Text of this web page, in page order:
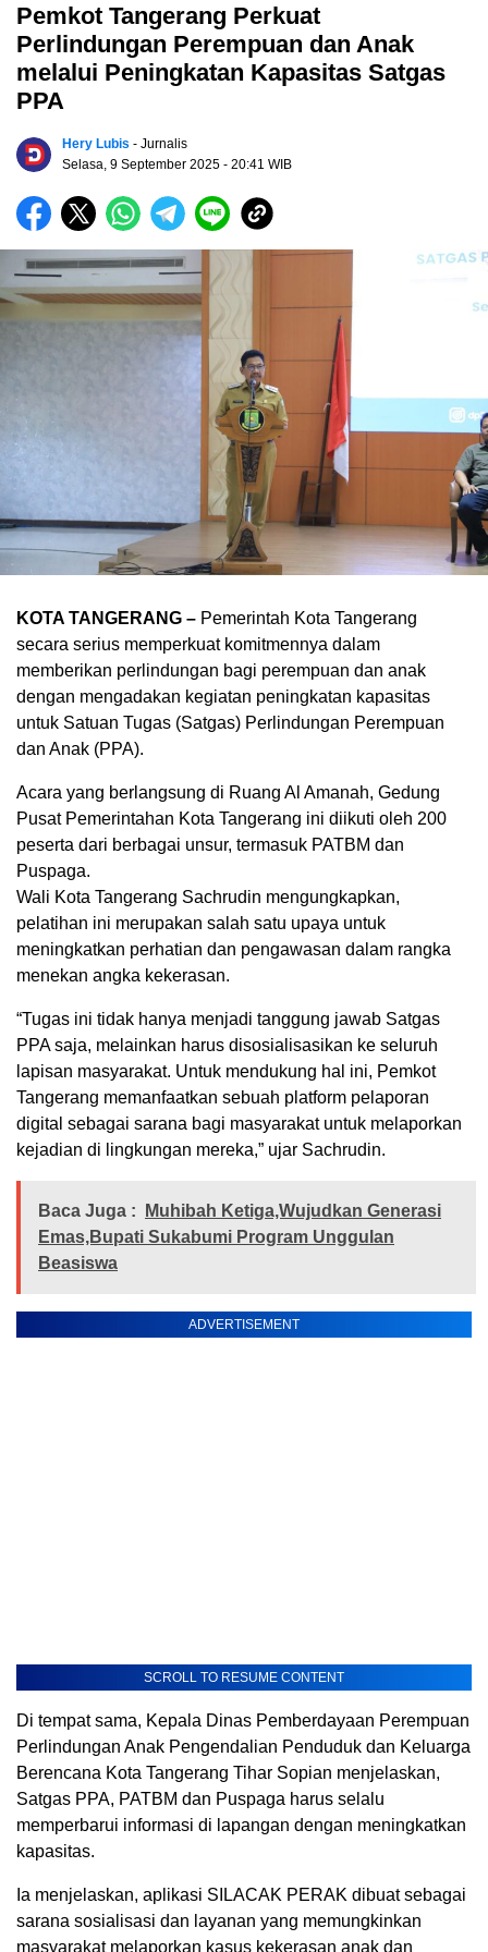
Pemkot Tangerang Perkuat
Perlindungan Perempuan dan Anak
melalui Peningkatan Kapasitas Satgas
PPA
Hery Lubis - Jurnalis
Selasa, 9 September 2025 - 20:41 WIB
KOTA TANGERANG – Pemerintah Kota Tangerang
secara serius memperkuat komitmennya dalam
memberikan perlindungan bagi perempuan dan anak
dengan mengadakan kegiatan peningkatan kapasitas
untuk Satuan Tugas (Satgas) Perlindungan Perempuan
dan Anak (PPA).
Acara yang berlangsung di Ruang Al Amanah, Gedung
Pusat Pemerintahan Kota Tangerang ini diikuti oleh 200
peserta dari berbagai unsur, termasuk PATBM dan
Puspaga.
Wali Kota Tangerang Sachrudin mengungkapkan,
pelatihan ini merupakan salah satu upaya untuk
meningkatkan perhatian dan pengawasan dalam rangka
menekan angka kekerasan.
“Tugas ini tidak hanya menjadi tanggung jawab Satgas
PPA saja, melainkan harus disosialisasikan ke seluruh
lapisan masyarakat. Untuk mendukung hal ini, Pemkot
Tangerang memanfaatkan sebuah platform pelaporan
digital sebagai sarana bagi masyarakat untuk melaporkan
kejadian di lingkungan mereka,” ujar Sachrudin.
Baca Juga :
Muhibah Ketiga,Wujudkan Generasi
Emas,Bupati Sukabumi Program Unggulan
Beasiswa
ADVERTISEMENT
SCROLL TO RESUME CONTENT
Di tempat sama, Kepala Dinas Pemberdayaan Perempuan
Perlindungan Anak Pengendalian Penduduk dan Keluarga
Berencana Kota Tangerang Tihar Sopian menjelaskan,
Satgas PPA, PATBM dan Puspaga harus selalu
memperbarui informasi di lapangan dengan meningkatkan
kapasitas.
Ia menjelaskan, aplikasi SILACAK PERAK dibuat sebagai
sarana sosialisasi dan layanan yang memungkinkan
masyarakat melaporkan kasus kekerasan anak dan